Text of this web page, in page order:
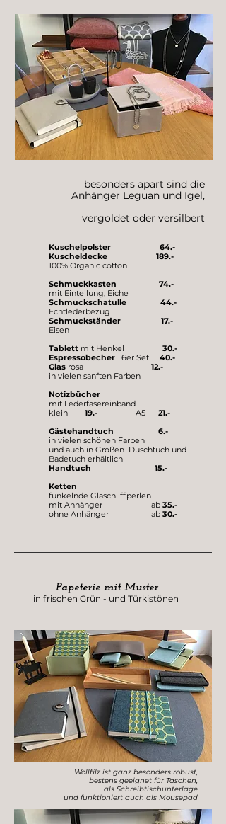
besonders apart sind die
Anhänger Leguan und Igel,
vergoldet oder versilbert
Kuschelpolster 64.-
Kuscheldecke 189.-
100% Organic cotton
Schmuckkasten 74.-
mit Einteilung, Eiche
Schmuckschatulle 44.-
Echtlederbezug
Schmuckständer 17.-
Eisen
Tablett mit Henkel
30.-
Espressobecher 6er Set
40.-
Glas rosa 12.-
in vielen sanften Farben
Notizbücher
mit Lederfasereinband
klein
19.- A5
21.-
Gästehandtuch 6.-
in vielen schönen Farben
und auch in Größen Duschtuch und
Badetuch erhältlich
Handtuch 15.-
Ketten
funkelnde Glaschliffperlen
mit Anhänger ab 35.-
ohne Anhänger ab 30.-
Papeterie mit Muster
in frischen Grün - und Türkistönen
Wollfilz ist ganz besonders robust,
bestens geeignet für Taschen,
als Schreibtischunterlage
und funktioniert auch als Mousepad